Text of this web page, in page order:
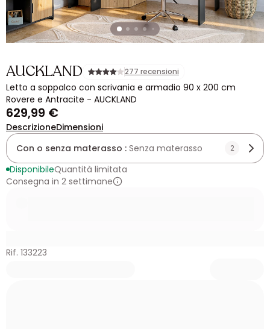
AUCKLAND 277 recensioni
Letto a soppalco con scrivania e armadio 90 x 200 cm
Rovere e Antracite - AUCKLAND
629,99 €
DescrizioneDimensioni
Con o senza materasso : Senza materasso 2
DisponibileQuantità limitata
Consegna in 2 settimane
Rif. 133223